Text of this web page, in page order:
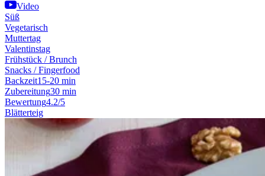
Video
Süß
Vegetarisch
Muttertag
Valentinstag
Frühstück / Brunch
Snacks / Fingerfood
Backzeit15-20 min
Zubereitung30 min
Bewertung4.2/5
Blätterteig